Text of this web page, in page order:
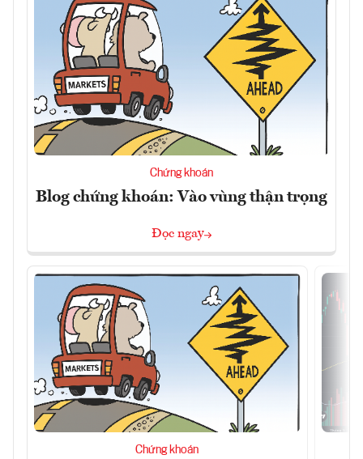
Chứng khoán
Blog chứng khoán: Vào vùng thận trọng
Đọc ngay
Chứng khoán